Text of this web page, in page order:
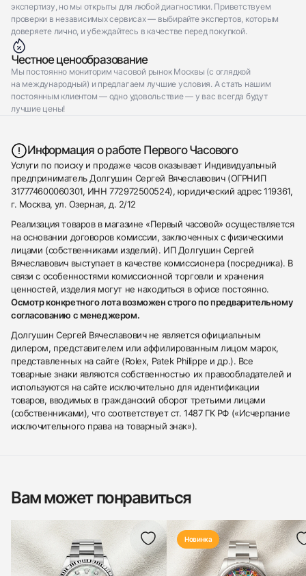
экспертизу, но мы открыты для любой диагностики. Приветствуем
проверки в независимых сервисах — выбирайте экспертов, которым
доверяете лично, и убеждайтесь в качестве перед покупкой.
Честное ценообразование
Мы постоянно мониторим часовой рынок Москвы (с оглядкой
на международный) и предлагаем лучшие условия. А стать нашим
постоянным клиентом — одно удовольствие — у вас всегда будут
лучшие цены!
Информация о работе Первого Часового
Услуги по поиску и продаже часов оказывает Индивидуальный
предприниматель Долгушин Сергей Вячеславович (ОГРНИП
317774600060301, ИНН 772972500524), юридический адрес 119361,
г. Москва, ул. Озерная, д. 2/12
Реализация товаров в магазине «Первый часовой» осуществляется
на основании договоров комиссии, заключенных с физическими
лицами (собственниками изделий). ИП Долгушин Сергей
Вячеславович выступает в качестве комиссионера (посредника). В
связи с особенностями комиссионной торговли и хранения
ценностей, изделия могут не находиться в офисе постоянно.
Осмотр конкретного лота возможен строго по предварительному
согласованию с менеджером.
Долгушин Сергей Вячеславович не является официальным
дилером, представителем или аффилированным лицом марок,
представленных на сайте (Rolex, Patek Philippe и др.). Все
товарные знаки являются собственностью их правообладателей и
используются на сайте исключительно для идентификации
товаров, вводимых в гражданский оборот третьими лицами
(собственниками), что соответствует ст. 1487 ГК РФ («Исчерпание
исключительного права на товарный знак»).
Отправить заявку
Вам может понравиться
Новинка